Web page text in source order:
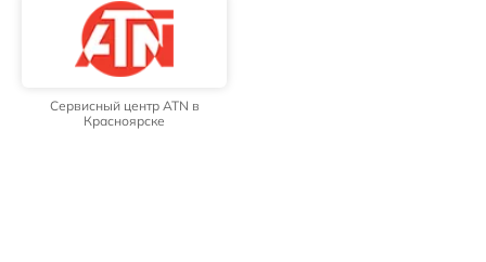
Сервисный центр ATN в
Красноярске